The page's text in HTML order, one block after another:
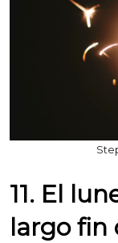
11. El
largo fin